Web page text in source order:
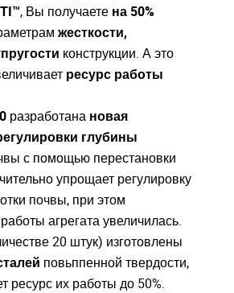
, Вы получаете на 50%
жесткости,
конструкции. А это
ресурс работы
разработана новая
глубины
с помощью перестановки
упрощает регулировку
почвы, при этом
агрегата увеличилась.
20 штук) изготовлены
повьппенной твердости,
ресурс их работы до 50%.